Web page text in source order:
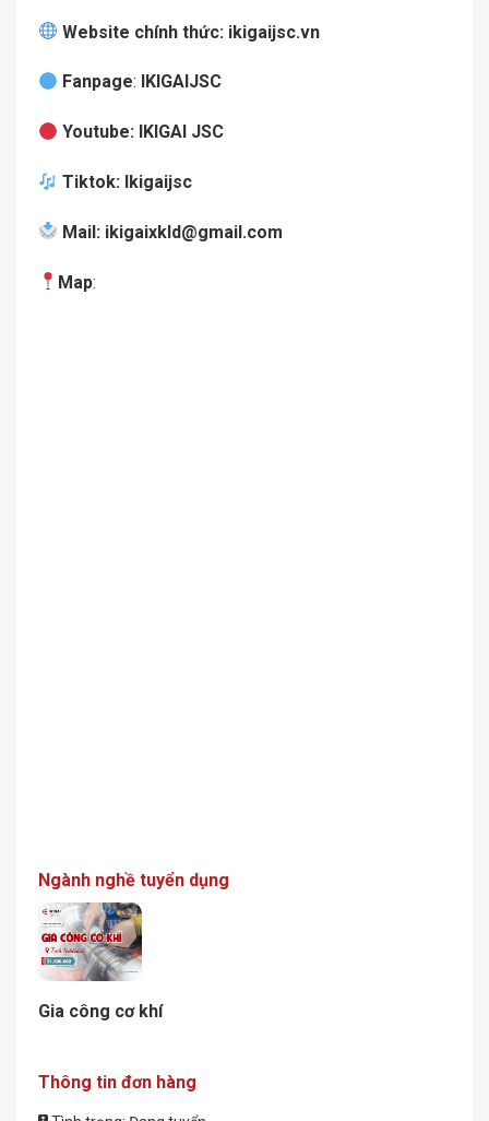
Website chính thức: ikigaijsc.vn
Fanpage: IKIGAIJSC
Youtube: IKIGAI JSC
Tiktok: Ikigaijsc
Mail: ikigaixkld@gmail.com
Map:
Ngành nghề tuyển dụng
Gia công cơ khí
Thông tin đơn hàng